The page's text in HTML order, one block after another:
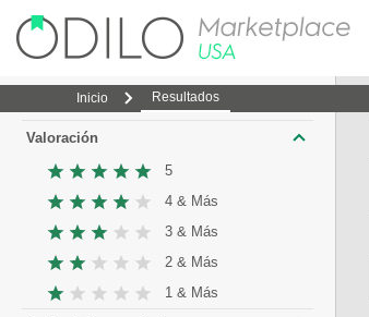
Inicio Resultados
Valoración
5
4 & Más
3 & Más
2 & Más
1 & Más